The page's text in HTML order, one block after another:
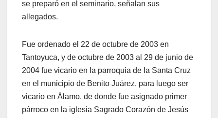
se preparó en el seminario, señalan sus
allegados.
Fue ordenado el 22 de octubre de 2003 en
Tantoyuca, y de octubre de 2003 al 29 de junio de
2004 fue vicario en la parroquia de la Santa Cruz
en el municipio de Benito Juárez, para luego ser
vicario en Álamo, de donde fue asignado primer
párroco en la iglesia Sagrado Corazón de Jesús